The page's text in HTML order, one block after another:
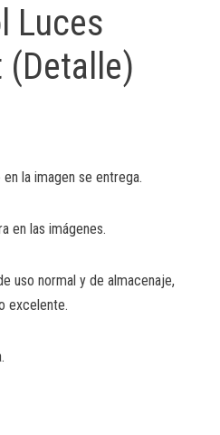
Luces
(Detalle)
la imagen se entrega.
en las imágenes.
uso normal y de almacenaje,
excelente.